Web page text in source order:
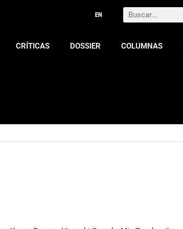
Search
CRÍTICAS DOSSIER COLUMNAS